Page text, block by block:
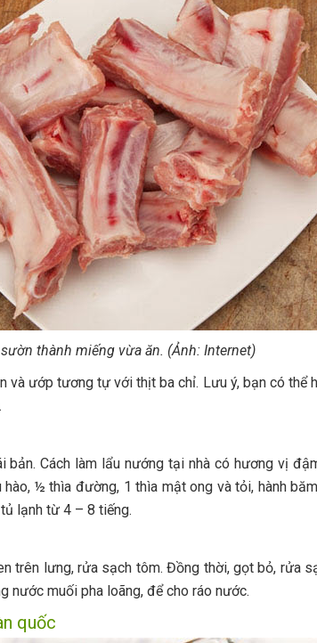
thành miếng vừa ăn. (Ảnh: Internet)
và ướp tương tự với thịt ba chỉ. Lưu ý, bạn có thể
bản. Cách làm lẩu nướng tại nhà có hương vị
½ thìa đường, 1 thìa mật ong và tỏi, hành
lạnh từ 4 – 8 tiếng.
trên lưng, rửa sạch tôm. Đồng thời, gọt bỏ, rửa
nước muối pha loãng, để cho ráo nước.
quốc